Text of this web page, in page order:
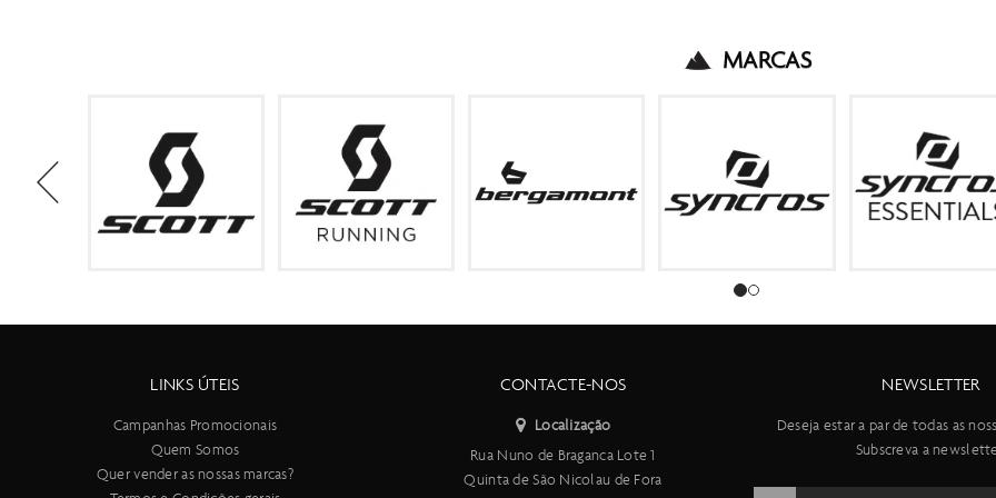
MARCAS
LINKS ÚTEIS
Campanhas Promocionais
Quem Somos
Quer vender as nossas marcas?
CONTACTE-NOS
Localização
Rua Nuno de Braganca Lote 1
Quinta de São Nicolau de Fora
NEWSLETTER
Deseja estar a par de todas as
Subscreva a